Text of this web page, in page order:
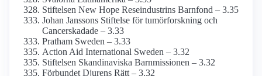
Stiftelsen New Hope Rese­industrins Barnfond – 3.35
Johan Janssons Stiftelse för tumör­forskning och
Cancer­skadade – 3.33
Pratham Sweden – 3.33
Action Aid International Sweden – 3.32
Stiftelsen Skandinaviska Barnmissionen – 3.32
Förbundet Djurens Rätt – 3.32